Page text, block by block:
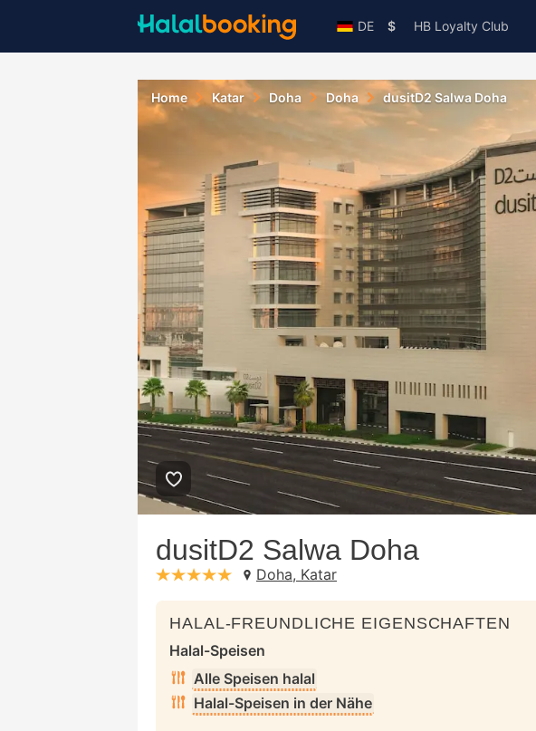
DE $ HB Loyalty Club
Home Katar Doha Doha dusitD2 Salwa Doha
dusitD2 Salwa Doha
stars: 5Doha, Katar
HALAL-FREUNDLICHE EIGENSCHAFTEN
Halal-Speisen
Alle Speisen halal
Halal-Speisen in der Nähe